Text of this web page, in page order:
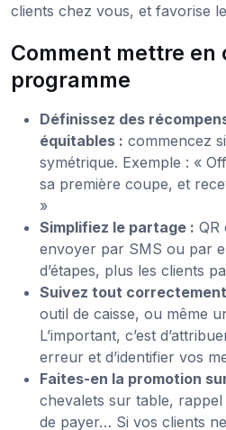
clients chez vous, et favorise
Comment mettre
programme
Définissez des
équitables : commencez
symétrique. Exemple : «
sa première coupe, et
»
Simplifiez le partage : QR
envoyer par SMS ou par
d’étapes, plus les clients
Suivez tout
outil de caisse, ou même
L’important, c’est
erreur et d’identifier vos
Faites-en la promotion
chevalets sur table, rappel
de payer… Si vos clients